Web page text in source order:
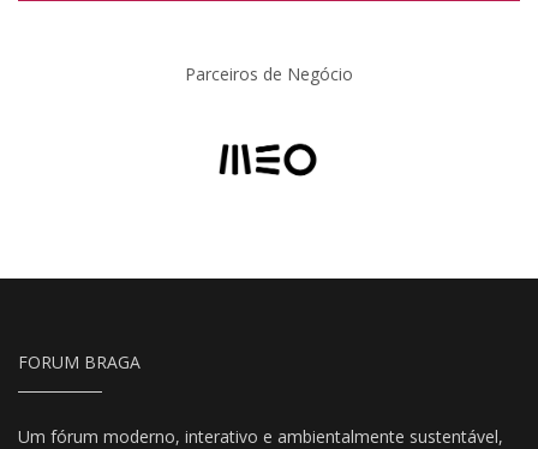
Parceiros de Negócio
FORUM BRAGA
Um fórum moderno, interativo e ambientalmente sustentável,